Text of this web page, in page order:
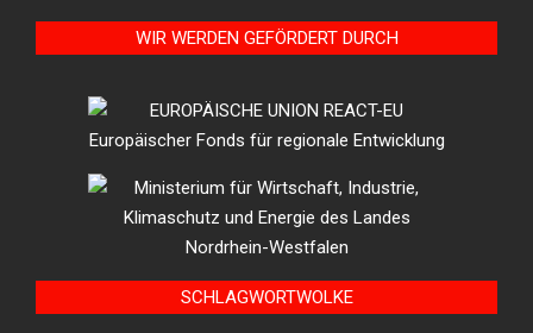
WIR WERDEN GEFÖRDERT DURCH
SCHLAGWORTWOLKE